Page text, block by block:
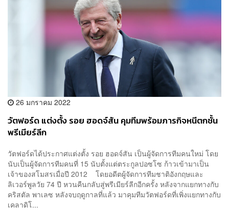
26 มกราคม 2022
วัตฟอร์ด แต่งตั้ง รอย ฮอดจ์สัน คุมทีมพร้อมภารกิจหนีตกชั้น
พรีเมียร์ลีก
วัตฟอร์ดได้ประกาศแต่งตั้ง รอย ฮอดจ์สัน เป็นผู้จัดการทีมคนใหม่ โดย
นับเป็นผู้จัดการทีมคนที่ 15 นับตั้งแต่ตระกูลปอซโซ ก้าวเข้ามาเป็น
เจ้าของสโมสรเมื่อปี 2012 โดยอดีตผู้จัดการทีมชาติอังกฤษและ
ลิเวอร์พูลวัย 74 ปี หวนคืนกลับสู่พรีเมียร์ลีกอีกครั้ง หลังจากแยกทางกับ
คริสตัล พาเลซ หลังจบฤดูกาลที่แล้ว มาคุมทีมวัตฟอร์ดที่เพิ่งแยกทางกับ
เคลาดิโ...